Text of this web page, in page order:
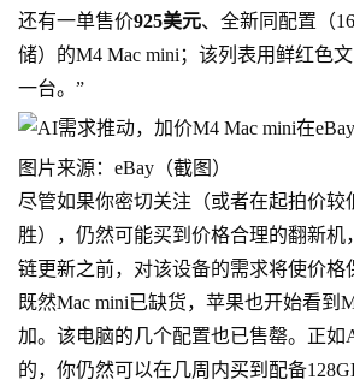
还有一单售价925美元、全新同配置（
储）的M4 Mac mini；该列表用鲜红色
一台。”
图片来源：eBay（截图）
尽管如果你密切关注（或者在起拍价较
胜），仍然可能买到价格合理的翻新机
链更新之前，对该设备的需求将使价格
既然Mac mini已缺货，苹果也开始看到
加。该电脑的几个配置也已售罄。正如
的，你仍然可以在几周内买到配备